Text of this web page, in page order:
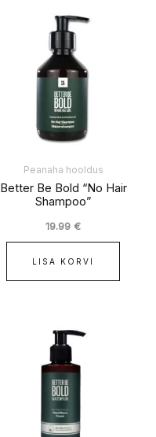
Peanaha hooldus
Better Be Bold “No Hair
Shampoo”
19.99€
LISA KORVI